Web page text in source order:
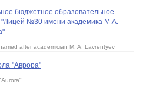
бюджетное образовательное
"Лицей №30 имени академика М.А.
after academician M. A. Lavrentyev
"Аврора"